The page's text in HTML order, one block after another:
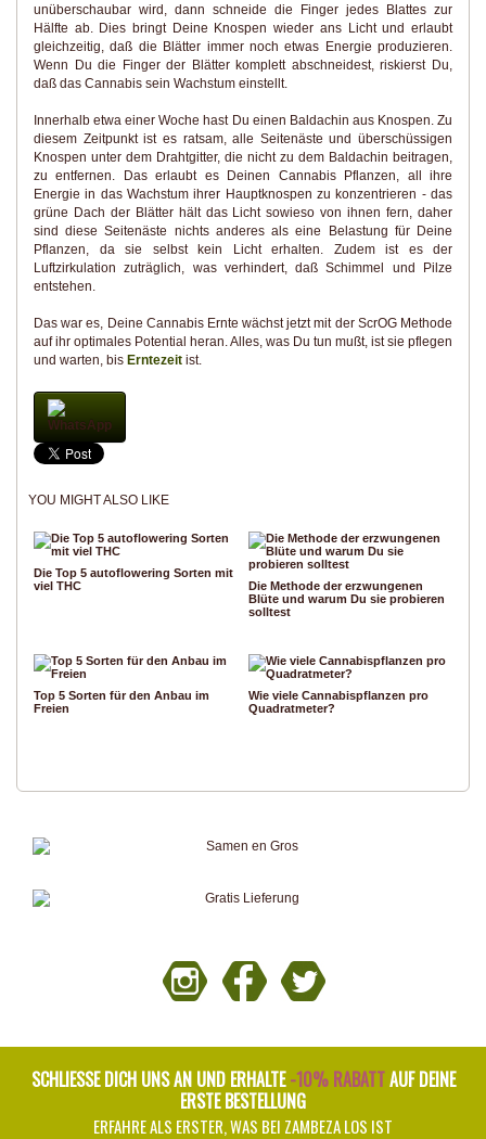
unüberschaubar wird, dann schneide die Finger jedes Blattes zur
Hälfte ab. Dies bringt Deine Knospen wieder ans Licht und erlaubt
gleichzeitig, daß die Blätter immer noch etwas Energie produzieren.
Wenn Du die Finger der Blätter komplett abschneidest, riskierst Du,
daß das Cannabis sein Wachstum einstellt.
Innerhalb etwa einer Woche hast Du einen Baldachin aus Knospen. Zu
diesem Zeitpunkt ist es ratsam, alle Seitenäste und überschüssigen
Knospen unter dem Drahtgitter, die nicht zu dem Baldachin beitragen,
zu entfernen. Das erlaubt es Deinen Cannabis Pflanzen, all ihre
Energie in das Wachstum ihrer Hauptknospen zu konzentrieren - das
grüne Dach der Blätter hält das Licht sowieso von ihnen fern, daher
sind diese Seitenäste nichts anderes als eine Belastung für Deine
Pflanzen, da sie selbst kein Licht erhalten. Zudem ist es der
Luftzirkulation zuträglich, was verhindert, daß Schimmel und Pilze
entstehen.
Das war es, Deine Cannabis Ernte wächst jetzt mit der ScrOG Methode
auf ihr optimales Potential heran. Alles, was Du tun mußt, ist sie pflegen
und warten, bis Erntezeit ist.
WhatsApp
YOU MIGHT ALSO LIKE
Die Top 5 autoflowering Sorten mit
viel THC
Die Methode der erzwungenen
Blüte und warum Du sie probieren
solltest
Top 5 Sorten für den Anbau im
Freien
Wie viele Cannabispflanzen pro
Quadratmeter?
SCHLIESSE DICH UNS AN UND ERHALTE -10% RABATTAUF DEINE
ERSTE BESTELLUNG
ERFAHRE ALS ERSTER, WAS BEI ZAMBEZA LOS IST